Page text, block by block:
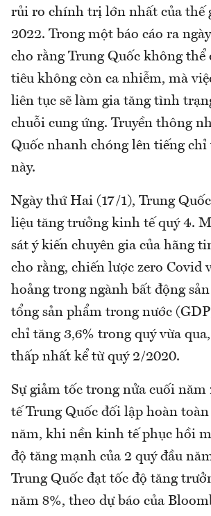
rủi ro chính trị lớn nhất của thế
2022. Trong một báo cáo ra
cho rằng Trung Quốc không thể
tiêu không còn ca nhiễm, mà
liên tục sẽ làm gia tăng tình
chuỗi cung ứng. Truyền thông
Quốc nhanh chóng lên tiếng
này.
Ngày thứ Hai (17/1), Trung Quốc
liệu tăng trưởng kinh tế quý 4.
sát ý kiến chuyên gia của hãng
cho rằng, chiến lược zero Covid
hoảng trong ngành bất động
tổng sản phẩm trong nước
chỉ tăng 3,6% trong quý vừa
thấp nhất kể từ quý 2/2020.
Sự giảm tốc trong nửa cuối năm
tế Trung Quốc đối lập hoàn
năm, khi nền kinh tế phục hồi
độ tăng mạnh của 2 quý đầu
Trung Quốc đạt tốc độ tăng
năm 8%, theo dự báo của